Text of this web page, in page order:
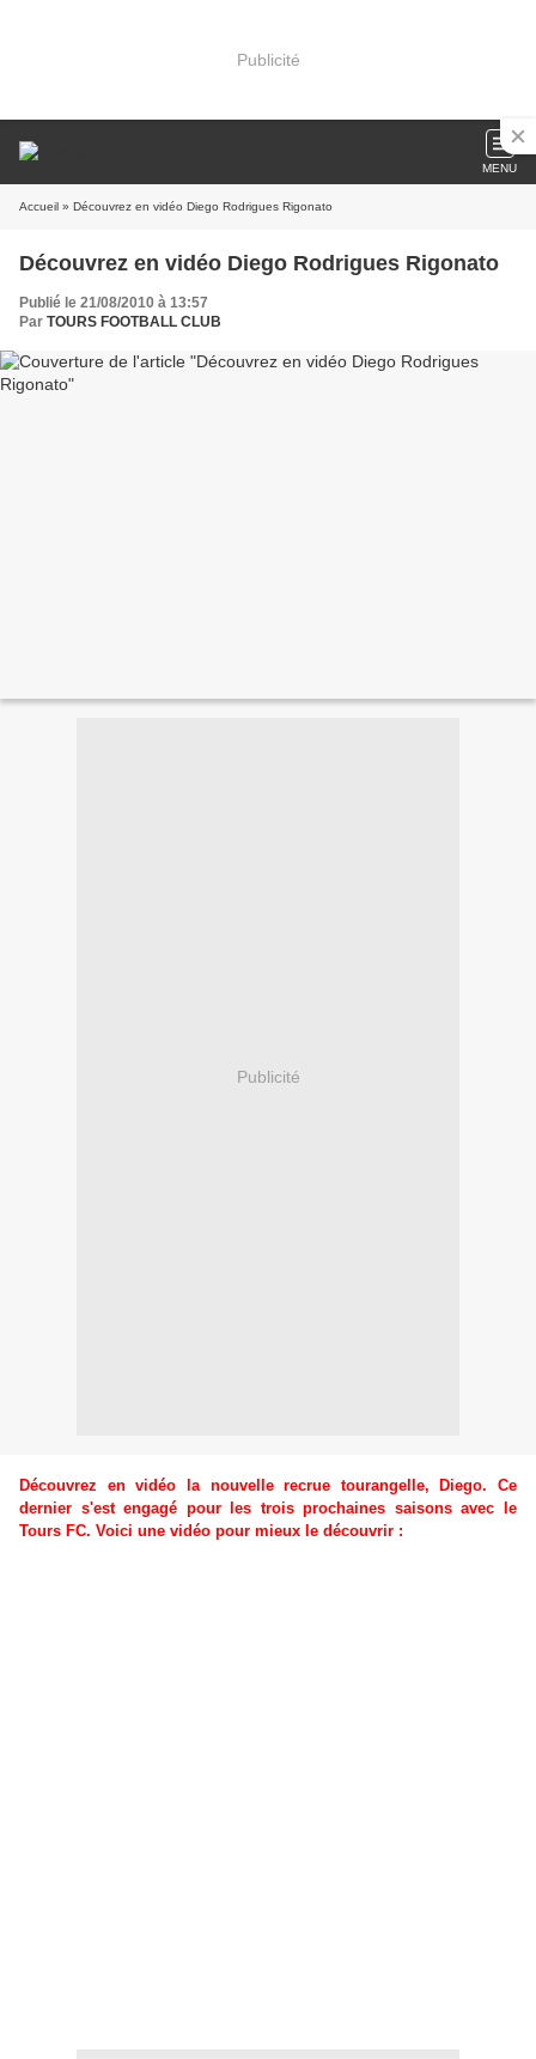
Publicité
MENU
Accueil » Découvrez en vidéo Diego Rodrigues Rigonato
Découvrez en vidéo Diego Rodrigues Rigonato
Publié le 21/08/2010 à 13:57
Par TOURS FOOTBALL CLUB
Publicité
Découvrez en vidéo la nouvelle recrue tourangelle, Diego. Ce
dernier s'est engagé pour les trois prochaines saisons avec le
Tours FC. Voici une vidéo pour mieux le découvrir :